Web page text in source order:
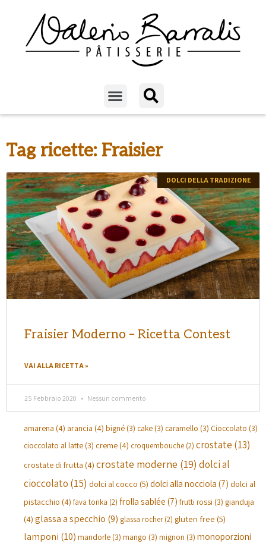
Tag ricette: Fraisier
DOLCI DELLA TRADIZIONE
Fraisier Moderno – Ricetta Contest
VAI ALLA RICETTA »
25 Febbraio 2020 Nessun commento
amarena (4) arancia (4) bigné (3) cake (3) caramello (3) Cioccolato (3)
cioccolato al latte (3) creme(4) croquembouche (2) crostate (13)
crostate di frutta (4) crostate moderne (19) dolci al
cioccolato (15) dolci al cocco (5) dolci alla nocciola (7) dolci al
pistacchio (4) fava tonka (2) frolla sablée (7) frutti rossi (3) gianduja
(4) glassa a specchio (9) glassa rocher(2) gluten free (5)
lamponi (10) mandorle (3) mango (3) mignon (3) monoporzioni